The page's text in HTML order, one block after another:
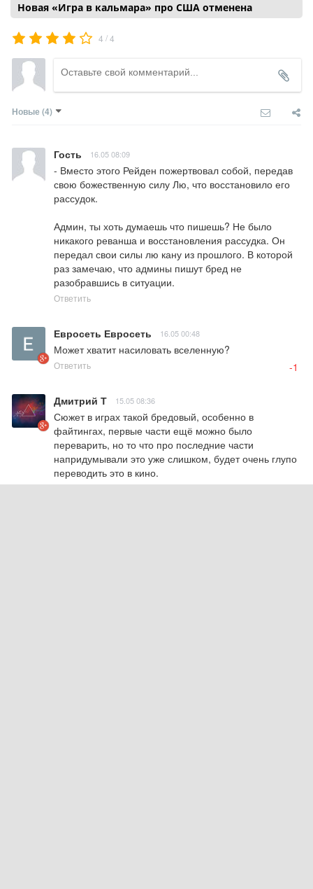
Новая «Игра в кальмара» про США отменена
4 /4
Новые (4)
Гость 16.05 08:09
- Вместо этого Рейден пожертвовал собой, передав
свою божественную силу Лю, что восстановило его
рассудок.
Админ, ты хоть думаешь что пишешь? Не было
никакого реванша и восстановления рассудка. Он
передал свои силы лю кану из прошлого. В которой
раз замечаю, что админы пишут бред не
разобравшись в ситуации.
Ответить
Евросеть Евросеть 16.05 00:48
Может хватит насиловать вселенную?
Ответить -1
Дмитрий Т 15.05 08:36
Сюжет в играх такой бредовый, особенно в
файтингах, первые части ещё можно было
переварить, но то что про последние части
напридумывали это уже слишком, будет очень глупо
переводить это в кино.
Ответить